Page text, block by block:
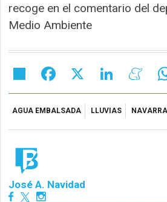
recoge en el comentario del
Medio Ambiente
Share Facebook LinkedIn
AGUA EMBALSADA LLUVIAS NAVARRA
José A. Navidad